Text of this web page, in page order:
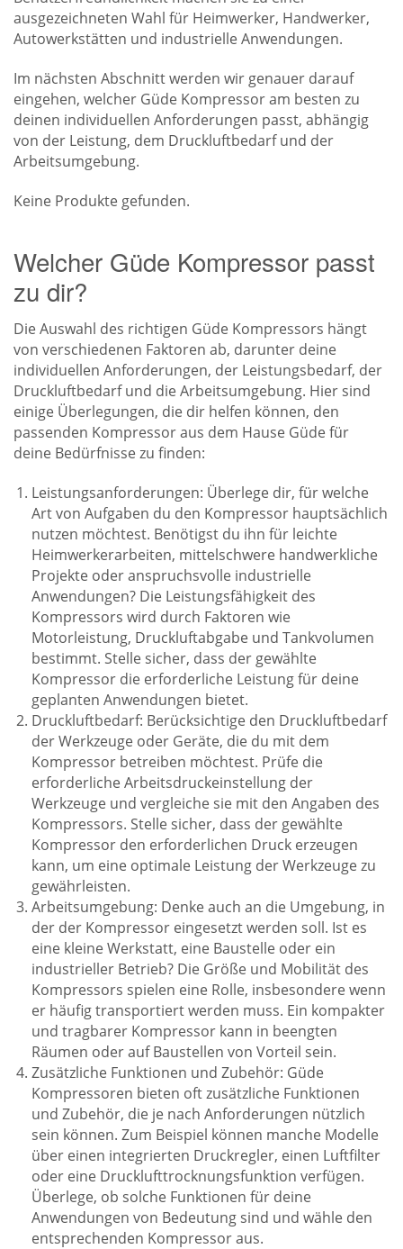
ausgezeichneten Wahl für Heimwerker, Handwerker,
Autowerkstätten und industrielle Anwendungen.
Im nächsten Abschnitt werden wir genauer darauf
eingehen, welcher Güde Kompressor am besten zu
deinen individuellen Anforderungen passt, abhängig
von der Leistung, dem Druckluftbedarf und der
Arbeitsumgebung.
Keine Produkte gefunden.
Welcher Güde Kompressor passt
zu dir?
Die Auswahl des richtigen Güde Kompressors hängt
von verschiedenen Faktoren ab, darunter deine
individuellen Anforderungen, der Leistungsbedarf, der
Druckluftbedarf und die Arbeitsumgebung. Hier sind
einige Überlegungen, die dir helfen können, den
passenden Kompressor aus dem Hause Güde für
deine Bedürfnisse zu finden:
Leistungsanforderungen: Überlege dir, für welche
Art von Aufgaben du den Kompressor hauptsächlich
nutzen möchtest. Benötigst du ihn für leichte
Heimwerkerarbeiten, mittelschwere handwerkliche
Projekte oder anspruchsvolle industrielle
Anwendungen? Die Leistungsfähigkeit des
Kompressors wird durch Faktoren wie
Motorleistung, Druckluftabgabe und Tankvolumen
bestimmt. Stelle sicher, dass der gewählte
Kompressor die erforderliche Leistung für deine
geplanten Anwendungen bietet.
Druckluftbedarf: Berücksichtige den Druckluftbedarf
der Werkzeuge oder Geräte, die du mit dem
Kompressor betreiben möchtest. Prüfe die
erforderliche Arbeitsdruckeinstellung der
Werkzeuge und vergleiche sie mit den Angaben des
Kompressors. Stelle sicher, dass der gewählte
Kompressor den erforderlichen Druck erzeugen
kann, um eine optimale Leistung der Werkzeuge zu
gewährleisten.
Arbeitsumgebung: Denke auch an die Umgebung, in
der der Kompressor eingesetzt werden soll. Ist es
eine kleine Werkstatt, eine Baustelle oder ein
industrieller Betrieb? Die Größe und Mobilität des
Kompressors spielen eine Rolle, insbesondere wenn
er häufig transportiert werden muss. Ein kompakter
und tragbarer Kompressor kann in beengten
Räumen oder auf Baustellen von Vorteil sein.
Zusätzliche Funktionen und Zubehör: Güde
Kompressoren bieten oft zusätzliche Funktionen
und Zubehör, die je nach Anforderungen nützlich
sein können. Zum Beispiel können manche Modelle
über einen integrierten Druckregler, einen Luftfilter
oder eine Drucklufttrocknungsfunktion verfügen.
Überlege, ob solche Funktionen für deine
Anwendungen von Bedeutung sind und wähle den
entsprechenden Kompressor aus.